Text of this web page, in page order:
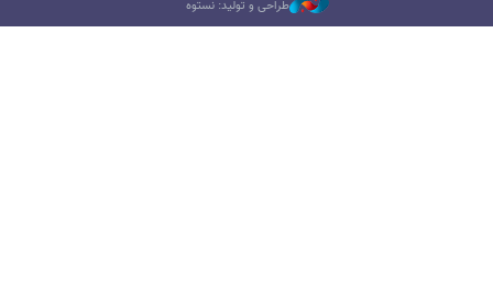
طراحی و تولید: نستوه